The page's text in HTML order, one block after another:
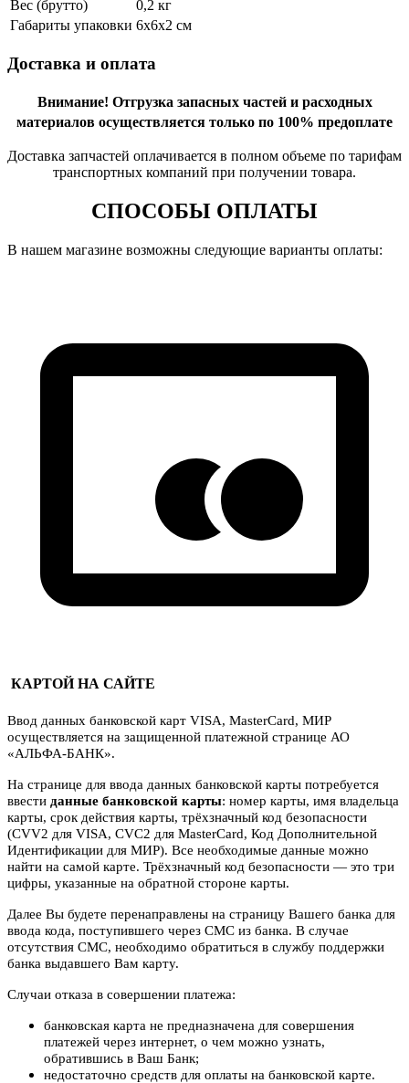
Вес (брутто)
0,2 кг
Габариты упаковки 6х6х2 см
Доставка и оплата
Внимание! Отгрузка запасных частей и расходных
материалов осуществляется только по 100% предоплате
Доставка запчастей оплачивается в полном объеме по тарифам
транспортных компаний при получении товара.
СПОСОБЫ ОПЛАТЫ
В нашем магазине возможны следующие варианты оплаты:
КАРТОЙ НА САЙТЕ
Ввод данных банковской карт VISA, MasterCard, МИР
осуществляется на защищенной платежной странице АО
«АЛЬФА-БАНК».
На странице для ввода данных банковской карты потребуется
ввести данные банковской карты: номер карты, имя владельца
карты, срок действия карты, трёхзначный код безопасности
(CVV2 для VISA, CVC2 для MasterCard, Код Дополнительной
Идентификации для МИР). Все необходимые данные можно
найти на самой карте. Трёхзначный код безопасности — это три
цифры, указанные на обратной стороне карты.
Далее Вы будете перенаправлены на страницу Вашего банка для
ввода кода, поступившего через СМС из банка. В случае
отсутствия СМС, необходимо обратиться в службу поддержки
банка выдавшего Вам карту.
Случаи отказа в совершении платежа:
банковская карта не предназначена для совершения
платежей через интернет, о чем можно узнать,
обратившись в Ваш Банк;
недостаточно средств для оплаты на банковской карте.